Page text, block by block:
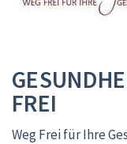
FREI
Weg Frei für Ihre